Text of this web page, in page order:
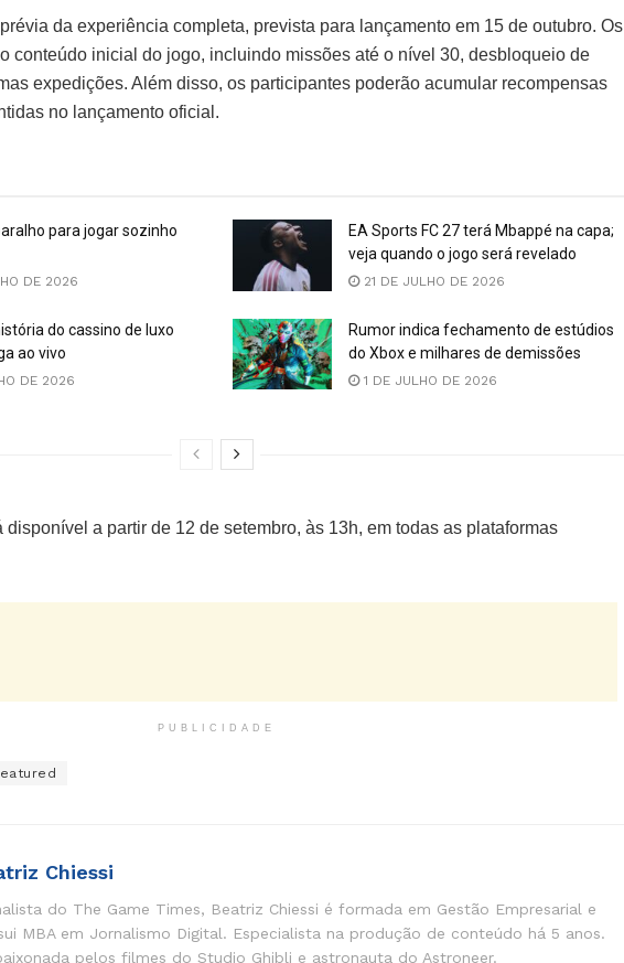
da experiência completa, prevista para lançamento em 15 de outubro. Os
conteúdo inicial do jogo, incluindo missões até o nível 30, desbloqueio de
expedições. Além disso, os participantes poderão acumular recompensas
no lançamento oficial.
para jogar sozinho
DE 2026
EA Sports FC 27 terá Mbappé na capa;
veja quando o jogo será revelado
21 DE JULHO DE 2026
do cassino de luxo
ao vivo
DE 2026
Rumor indica fechamento de estúdios
do Xbox e milhares de demissões
1 DE JULHO DE 2026
disponível a partir de 12 de setembro, às 13h, em todas as plataformas
PUBLICIDADE
Chiessi
do The Game Times, Beatriz Chiessi é formada em Gestão Empresarial e
MBA em Jornalismo Digital. Especialista na produção de conteúdo há 5 anos.
pelos filmes do Studio Ghibli e astronauta do Astroneer.